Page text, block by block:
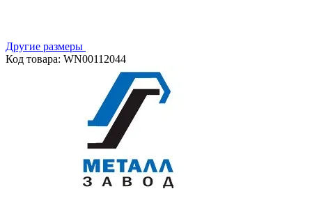
Другие размеры
Код товара: WN00112044